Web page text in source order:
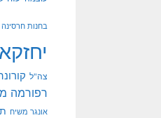
בחנות חרסינה
צה"ל
רפורמה
אונגר משיח